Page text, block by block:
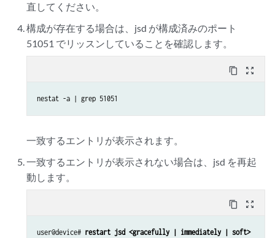
直してください。
構成が存在する場合は、jsd が構成済みのポート
51051 でリッスンしていることを確認します。
content_copy zoom_out_map
nestat -a | grep 51051
一致するエントリが表示されます。
一致するエントリが表示されない場合は、jsd を再起
動します。
content_copy zoom_out_map
user@device# restart jsd <gracefully | immediately | soft>